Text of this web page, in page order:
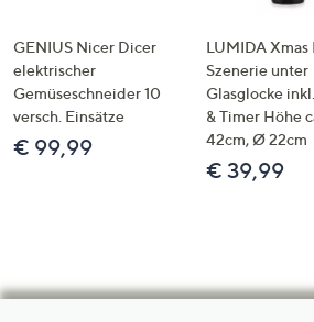
GENIUS Nicer Dicer
elektrischer
Gemüseschneider 10
versch. Einsätze
€ 99,99
LUMIDA Xmas
Szenerie unter
Glasglocke
& Timer Höhe
42cm, Ø 22cm
€ 39,99